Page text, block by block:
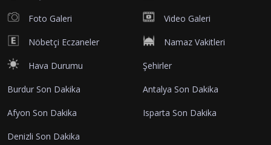
Foto Galeri Video Galeri
Nöbetçi Eczaneler Namaz Vakitleri
Hava Durumu Şehirler
Burdur Son Dakika Antalya Son Dakika
Afyon Son Dakika Isparta Son Dakika
Denizli Son Dakika